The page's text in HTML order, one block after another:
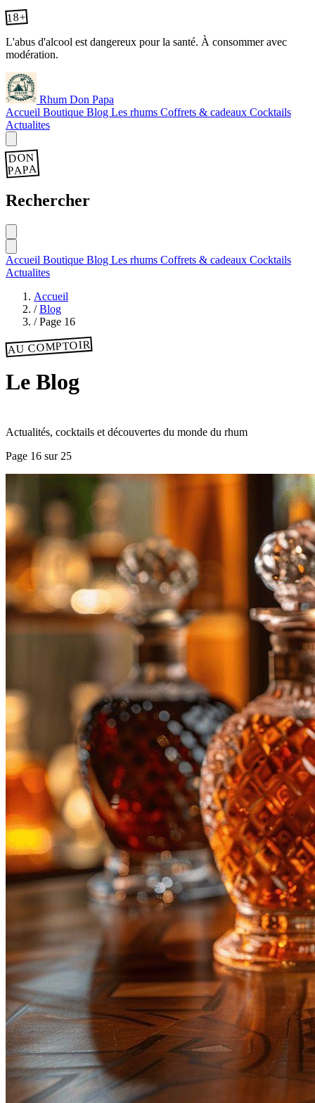
18+
L'abus d'alcool est dangereux pour la santé. À consommer avec
modération.
Rhum Don Papa
Accueil Boutique Blog Les rhums Coffrets & cadeaux Cocktails
Actualites
DON
PAPA
Rechercher
Accueil Boutique Blog Les rhums Coffrets & cadeaux Cocktails
Actualites
Accueil
/ Blog
/ Page 16
AU COMPTOIR
Le Blog
Actualités, cocktails et découvertes du monde du rhum
Page 16 sur 25